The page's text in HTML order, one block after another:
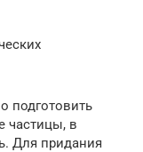
подготовить
частицы, в
Для придания